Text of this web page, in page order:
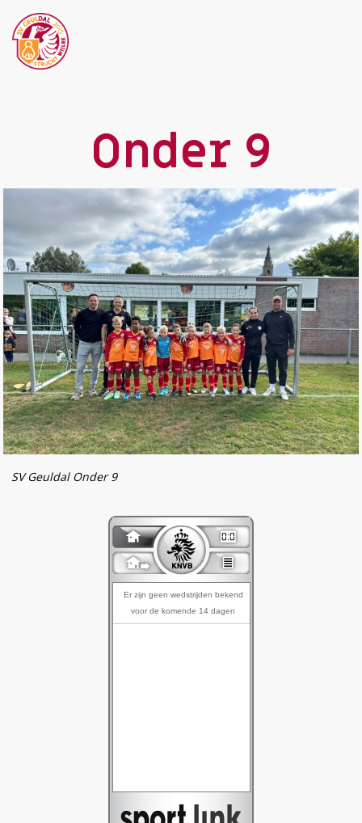
Onder 9
SV Geuldal Onder 9